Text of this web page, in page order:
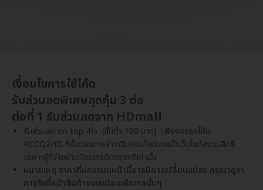
เงื่อนไขการใช้โค้ด
รับส่วนลดพิเศษสุดคุ้ม 3 ต่อ
ต่อที่ 1 รับส่วนลดจาก HDmall
รับส่วนลด on top 4% (ขั้นต่ำ 100 บาท) เพียงกรอกโค้ด
KCCQ2HD ที่ขั้นตอนการจ่ายเงินออนไลน์บนหน้าเว็บไซต์สงวนสิทธิ์
เฉพาะผู้ที่จ่ายผ่านบัตรเครดิตกรุงศรีเท่านั้น
หมายเหตุ ราคาที่แสดงบนหน้านี้อาจมีการเปลี่ยนแปลง กรุณาดูรา
คาจริงที่หน้าสินค้าของแต่ละแพ็กเกจนั้นๆ